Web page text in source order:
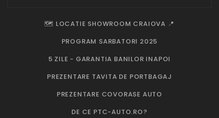
🗺️ LOCATIE SHOWROOM CRAIOVA 📍
PROGRAM SARBATORI 2025
5 ZILE - GARANTIA BANILOR INAPOI
PREZENTARE TAVITA DE PORTBAGAJ
PREZENTARE COVORASE AUTO
DE CE PTC-AUTO.RO?